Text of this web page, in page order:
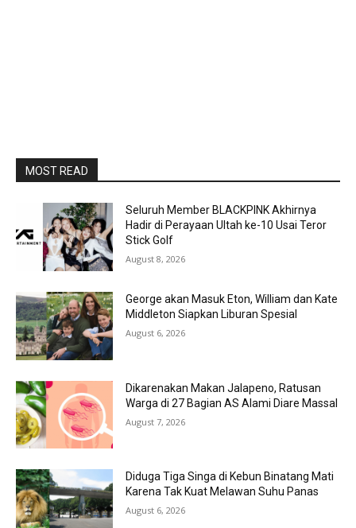
MOST READ
Seluruh Member BLACKPINK Akhirnya
Hadir di Perayaan Ultah ke-10 Usai Teror
Stick Golf
August 8, 2026
George akan Masuk Eton, William dan Kate
Middleton Siapkan Liburan Spesial
August 6, 2026
Dikarenakan Makan Jalapeno, Ratusan
Warga di 27 Bagian AS Alami Diare Massal
August 7, 2026
Diduga Tiga Singa di Kebun Binatang Mati
Karena Tak Kuat Melawan Suhu Panas
August 6, 2026